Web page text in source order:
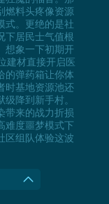
燃料头疼像资源
式。更绝的是社
下居民士气值根
想象一下初期开
建材直接开启医
的弹药箱让你体
时基地资源池还
降到新手村。
带来的战力折损
难度噩梦模式下
区组队体验这波